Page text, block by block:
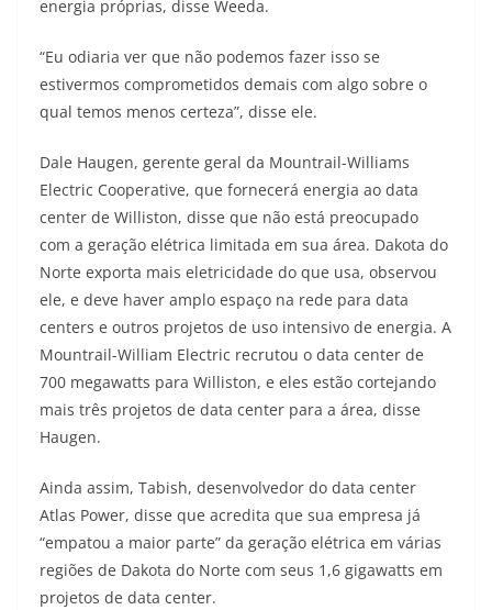
energia próprias, disse Weeda.
“Eu odiaria ver que não podemos fazer isso se
estivermos comprometidos demais com algo sobre o
qual temos menos certeza”, disse ele.
Dale Haugen, gerente geral da Mountrail-Williams
Electric Cooperative, que fornecerá energia ao data
center de Williston, disse que não está preocupado
com a geração elétrica limitada em sua área. Dakota do
Norte exporta mais eletricidade do que usa, observou
ele, e deve haver amplo espaço na rede para data
centers e outros projetos de uso intensivo de energia. A
Mountrail-William Electric recrutou o data center de
700 megawatts para Williston, e eles estão cortejando
mais três projetos de data center para a área, disse
Haugen.
Ainda assim, Tabish, desenvolvedor do data center
Atlas Power, disse que acredita que sua empresa já
“empatou a maior parte” da geração elétrica em várias
regiões de Dakota do Norte com seus 1,6 gigawatts em
projetos de data center.